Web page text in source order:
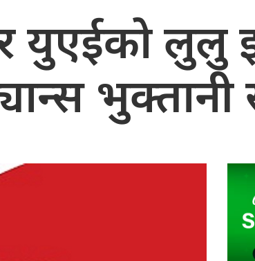
र युएईको लुलु
भुक्तानी